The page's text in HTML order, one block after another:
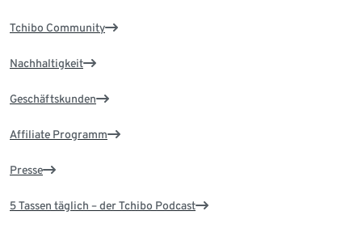
Tchibo Community
Nachhaltigkeit
Geschäftskunden
Affiliate Programm
Presse
5 Tassen täglich – der Tchibo Podcast